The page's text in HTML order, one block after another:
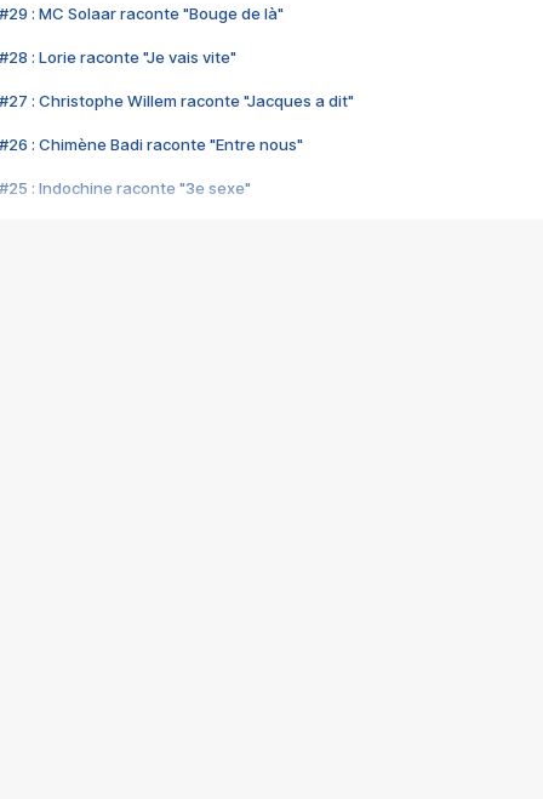
#29 : MC Solaar raconte "Bouge de là"
#28 : Lorie raconte "Je vais vite"
#27 : Christophe Willem raconte "Jacques a dit"
#26 : Chimène Badi raconte "Entre nous"
#25 : Indochine raconte "3e sexe"